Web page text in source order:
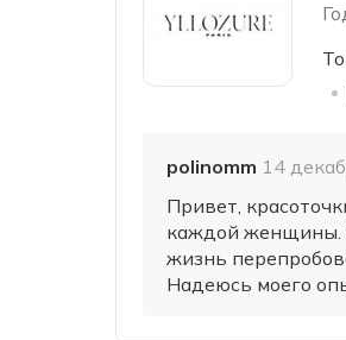
polinomm 14
Привет,
каждой женщины.
жизнь
Надеюсь моего